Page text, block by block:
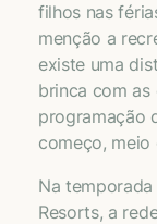
filhos nas
menção a
existe uma
brinca com as
programação
começo, meio
Na
Resorts, a